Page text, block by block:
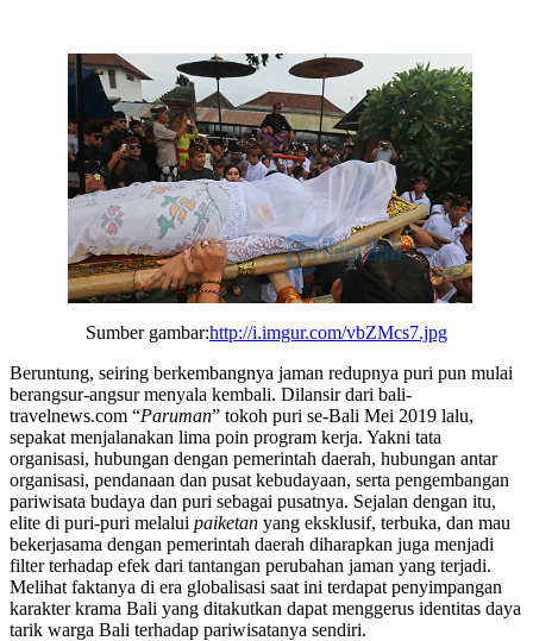
Sumber gambar:http://i.imgur.com/vbZMcs7.jpg
Beruntung, seiring berkembangnya jaman redupnya puri pun mulai
berangsur-angsur menyala kembali. Dilansir dari bali-
travelnews.com “Paruman” tokoh puri se-Bali Mei 2019 lalu,
sepakat menjalanakan lima poin program kerja. Yakni tata
organisasi, hubungan dengan pemerintah daerah, hubungan antar
organisasi, pendanaan dan pusat kebudayaan, serta pengembangan
pariwisata budaya dan puri sebagai pusatnya. Sejalan dengan itu,
elite di puri-puri melalui paiketan yang eksklusif, terbuka, dan mau
bekerjasama dengan pemerintah daerah diharapkan juga menjadi
filter terhadap efek dari tantangan perubahan jaman yang terjadi.
Melihat faktanya di era globalisasi saat ini terdapat penyimpangan
karakter krama Bali yang ditakutkan dapat menggerus identitas daya
tarik warga Bali terhadap pariwisatanya sendiri.